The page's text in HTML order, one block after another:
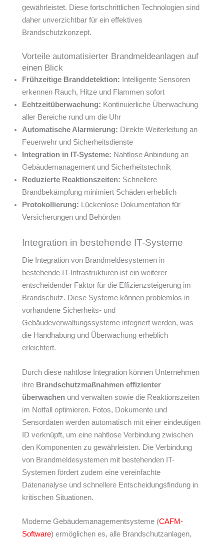
gewährleistet. Diese fortschrittlichen Technologien sind
daher unverzichtbar für ein effektives
Brandschutzkonzept.
Vorteile automatisierter Brandmeldeanlagen auf
einen Blick
Frühzeitige Branddetektion: Intelligente Sensoren
erkennen Rauch, Hitze und Flammen sofort
Echtzeitüberwachung: Kontinuierliche Überwachung
aller Bereiche rund um die Uhr
Automatische Alarmierung: Direkte Weiterleitung an
Feuerwehr und Sicherheitsdienste
Integration in IT-Systeme: Nahtlose Anbindung an
Gebäudemanagement und Sicherheitstechnik
Reduzierte Reaktionszeiten: Schnellere
Brandbekämpfung minimiert Schäden erheblich
Protokollierung: Lückenlose Dokumentation für
Versicherungen und Behörden
Integration in bestehende IT-Systeme
Die Integration von Brandmeldesystemen in
bestehende IT-Infrastrukturen ist ein weiterer
entscheidender Faktor für die Effizienzsteigerung im
Brandschutz. Diese Systeme können problemlos in
vorhandene Sicherheits- und
Gebäudeverwaltungssysteme integriert werden, was
die Handhabung und Überwachung erheblich
erleichtert.
Durch diese nahtlose Integration können Unternehmen
ihre Brandschutzmaßnahmen effizienter
überwachen und verwalten sowie die Reaktionszeiten
im Notfall optimieren. Fotos, Dokumente und
Sensordaten werden automatisch mit einer eindeutigen
ID verknüpft, um eine nahtlose Verbindung zwischen
den Komponenten zu gewährleisten. Die Verbindung
von Brandmeldesystemen mit bestehenden IT-
Systemen fördert zudem eine vereinfachte
Datenanalyse und schnellere Entscheidungsfindung in
kritischen Situationen.
Moderne Gebäudemanagementsysteme (CAFM-
Software) ermöglichen es, alle Brandschutzanlagen,